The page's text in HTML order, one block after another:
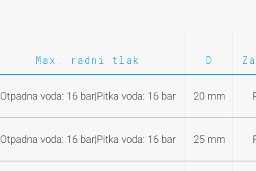
Max. radni tlak D
Otpadna voda: 16 bar|Pitka voda: 16 bar 20 mm
Otpadna voda: 16 bar|Pitka voda: 16 bar 25 mm